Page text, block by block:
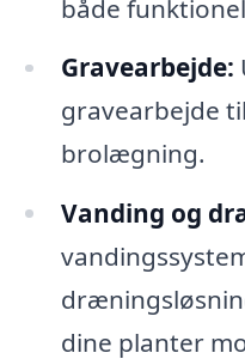
både
Gravearbejde:
gravearbejde
brolægning.
Vanding og
dine planter